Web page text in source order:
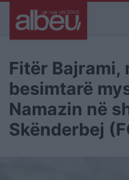
Fitër Bajrami,
besimtarë
Namazin në
Skënderbej